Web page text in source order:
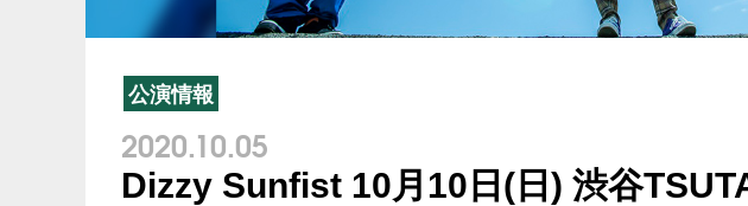
公演情報
2020.10.05
Dizzy Sunfist 10月10日(日) 渋谷